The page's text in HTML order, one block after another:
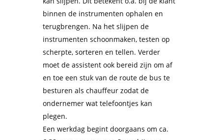
binnen de instrumenten ophalen en
terugbrengen. Na het slijpen de
instrumenten schoonmaken, testen op
scherpte, sorteren en tellen. Verder
moet deassistent ook bereid zijn om af
en toe een stuk van de route de bus te
besturen als chauffeur zodat de
ondernemer wat telefoontjes kan
plegen.
Een werkdag begint doorgaans om ca.